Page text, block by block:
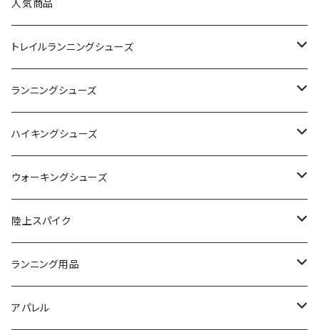
On（オン）
YONEX（ヨネックス）
adidas（アディダス）
SAYSKY（セイスカイ）
NISHI（ニシ）
FOOTMAX（フットマックス）
SIDAS（シダス）
MIZUNO（ミズノ）
人気商品
トレイルランニングシューズ
On
VIKING
asics
adidas
THE NORTH FACE
ランニングシューズ
On
adidas
asics
YONEX
MIZUNO
ハイキングシューズ
On
VIKING
ウォーキングシューズ
YONEX
On
VIKING
陸上スパイク
asics
adidas
ランニング用品
インソール
アパレル